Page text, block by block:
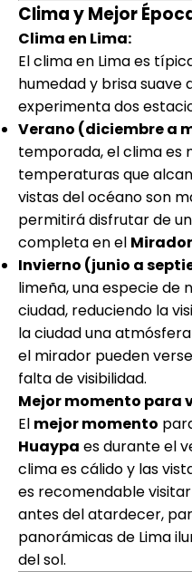
Clima y Mejor
Clima en Lima:
El clima en Lima es
humedad y brisa suave
experimenta dos
Verano (diciembre a
temporada, el clima es
temperaturas que
vistas del océano son
permitirá disfrutar de
completa en el
Invierno (junio a
limeña, una especie de
ciudad, reduciendo la
la ciudad una
el mirador pueden
falta de visibilidad.
Mejor momento para
El mejor momento
Huaypa es durante el
clima es cálido y las
es recomendable
antes del atardecer,
panorámicas de Lima
del sol.